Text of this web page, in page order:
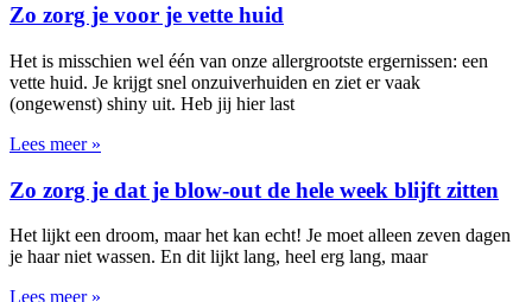
Zo zorg je voor je vette huid
Het is misschien wel één van onze allergrootste ergernissen: een
vette huid. Je krijgt snel onzuiverhuiden en ziet er vaak
(ongewenst) shiny uit. Heb jij hier last
Lees meer »
Zo zorg je dat je blow-out de hele week blijft zitten
Het lijkt een droom, maar het kan echt! Je moet alleen zeven dagen
je haar niet wassen. En dit lijkt lang, heel erg lang, maar
Lees meer »